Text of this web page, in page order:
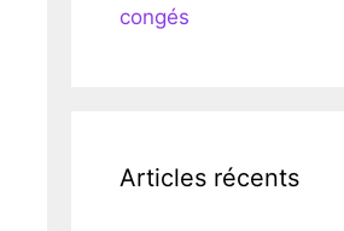
congés
Articles récents